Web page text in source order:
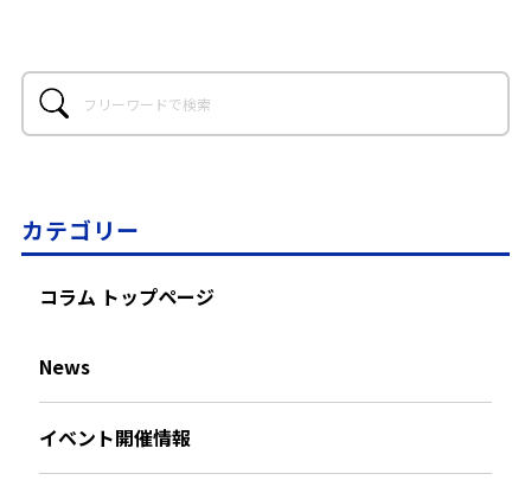
カテゴリー
コラム トップページ
News
イベント開催情報